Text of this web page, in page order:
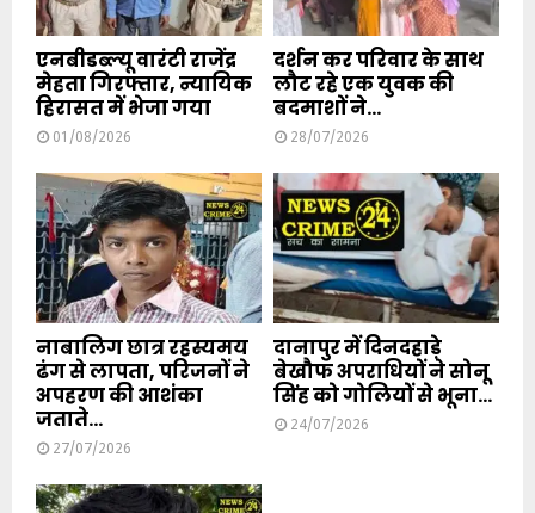
एनबीडब्ल्यू वारंटी राजेंद्र
मेहता गिरफ्तार, न्यायिक
हिरासत में भेजा गया
01/08/2026
दर्शन कर परिवार के साथ
लौट रहे एक युवक की
बदमाशों ने...
28/07/2026
नाबालिग छात्र रहस्यमय
ढंग से लापता, परिजनों ने
अपहरण की आशंका
जताते...
27/07/2026
दानापुर में दिनदहाड़े
बेखौफ अपराधियों ने सोनू
सिंह को गोलियों से भूना...
24/07/2026